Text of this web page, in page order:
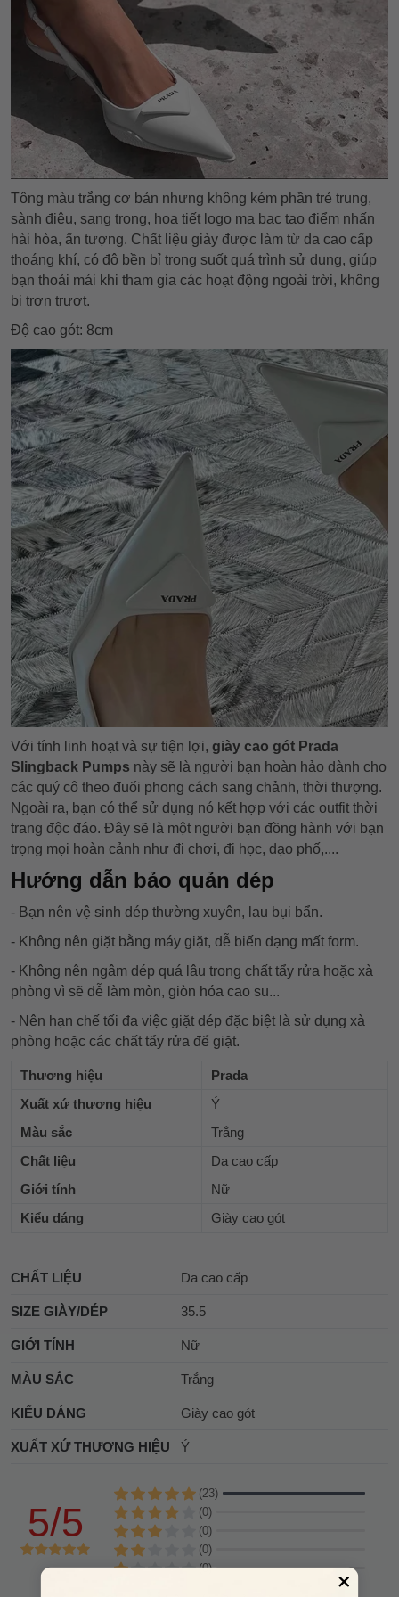
Tông màu trắng cơ bản nhưng không kém phần trẻ trung,
sành điệu, sang trọng, họa tiết logo mạ bạc tạo điểm nhấn
hài hòa, ấn tượng. Chất liệu giày được làm từ da cao cấp
thoáng khí, có độ bền bỉ trong suốt quá trình sử dụng, giúp
bạn thoải mái khi tham gia các hoạt động ngoài trời, không
bị trơn trượt.
Độ cao gót: 8cm
Với tính linh hoạt và sự tiện lợi, giày cao gót Prada
Slingback Pumps này sẽ là người bạn hoàn hảo dành cho
các quý cô theo đuổi phong cách sang chảnh, thời thượng.
Ngoài ra, bạn có thể sử dụng nó kết hợp với các outfit thời
trang độc đáo. Đây sẽ là một người bạn đồng hành với bạn
trọng mọi hoàn cảnh như đi chơi, đi học, dạo phố,....
Hướng dẫn bảo quản dép
- Bạn nên vệ sinh dép thường xuyên, lau bụi bẩn.
- Không nên giặt bằng máy giặt, dễ biến dạng mất form.
- Không nên ngâm dép quá lâu trong chất tẩy rửa hoặc xà
phòng vì sẽ dễ làm mòn, giòn hóa cao su...
- Nên hạn chế tối đa việc giặt dép đặc biệt là sử dụng xà
phòng hoặc các chất tẩy rửa để giặt.
Thương hiệu
Prada
Xuất xứ thương hiệu
Ý
Màu sắc
Trắng
Chất liệu
Da cao cấp
Giới tính
Nữ
Kiểu dáng
Giày cao gót
CHẤT LIỆU Da cao cấp
SIZE GIÀY/DÉP 35.5
GIỚI TÍNH Nữ
MÀU SẮC Trắng
KIỂU DÁNG Giày cao gót
XUẤT XỨ THƯƠNG HIỆU Ý
5/5
(23)
(0)
(0)
(0)
(0)